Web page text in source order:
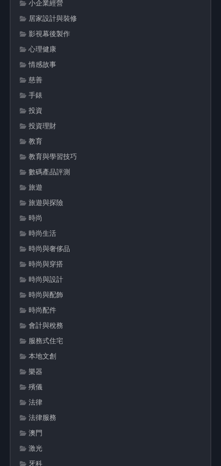
小企業經營
居家設計與裝修
影視幕後製作
心理健康
情感故事
慈善
手錶
投資
投資理財
教育
教育與學習技巧
數碼產品評測
旅遊
旅遊與探險
時尚
時尚生活
時尚與奢侈品
時尚與穿搭
時尚與設計
時尚與配飾
時尚配件
會計與稅務
服務式住宅
本地文創
樂器
殯儀
法律
法律服務
澳門
激光
牙科